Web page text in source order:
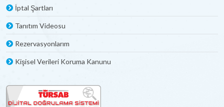
İptal Şartları
Tanıtım Videosu
Rezervasyonlarım
Kişisel Verileri Koruma Kanunu